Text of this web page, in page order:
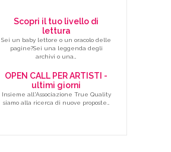
Scopri il tuo livello di
lettura
Sei un baby lettore o un oracolo delle
pagine?Sei una leggenda degli
archivi o una…
OPEN CALL PER ARTISTI -
ultimi giorni
Insieme all'Associazione True Quality
siamo alla ricerca di nuove proposte…